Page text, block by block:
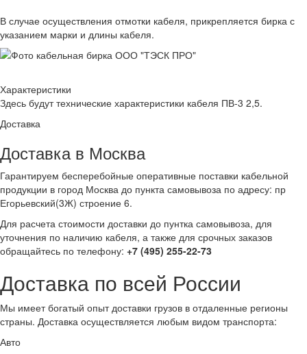
В случае осуществления отмотки кабеля, прикрепляется бирка с
указанием марки и длины кабеля.
Характеристики
Здесь будут технические характеристики кабеля ПВ-3 2,5.
Доставка
Доставка в Москва
Гарантируем бесперебойные оперативные поставки кабельной
продукции в город Москва до пункта самовывоза по адресу: пр
Егорьевский(3Ж) строение 6.
Для расчета стоимости доставки до пунтка самовывоза, для
уточнения по наличию кабеля, а также для срочных заказов
обращайтесь по телефону: +7 (495) 255-22-73
Доставка по всей России
Мы имеет богатый опыт доставки грузов в отдаленные регионы
страны. Доставка осуществляется любым видом транспорта:
Авто